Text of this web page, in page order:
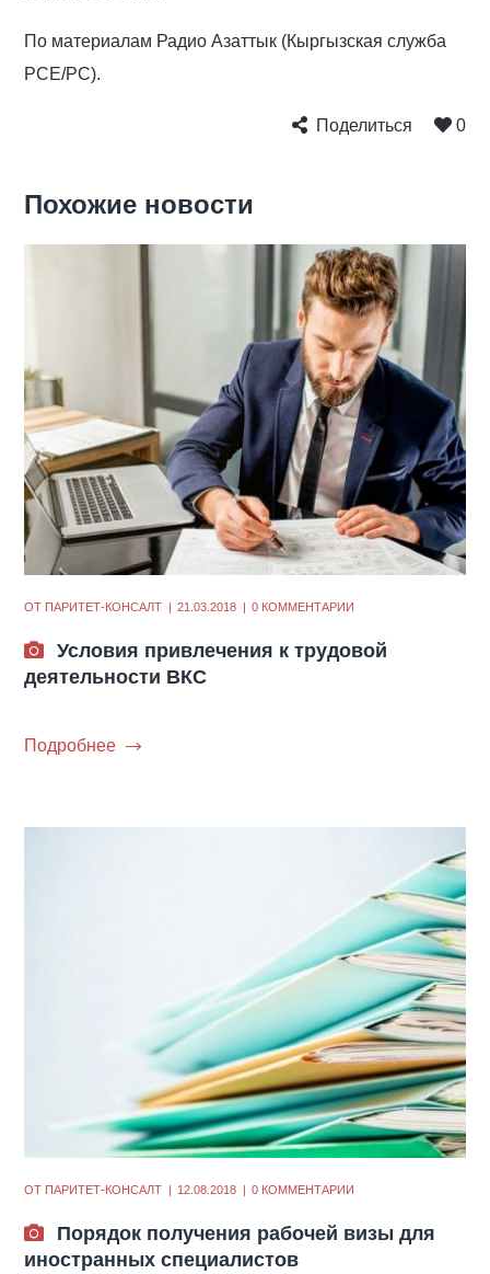
По материалам Радио Азаттык (Кыргызская служба
РСЕ/РС).
Поделиться 0
Похожие новости
ОТ ПАРИТЕТ-КОНСАЛТ 21.03.2018 0 КОММЕНТАРИИ
Условия привлечения к трудовой
деятельности ВКС
Подробнее
ОТ ПАРИТЕТ-КОНСАЛТ 12.08.2018 0 КОММЕНТАРИИ
Порядок получения рабочей визы для
иностранных специалистов